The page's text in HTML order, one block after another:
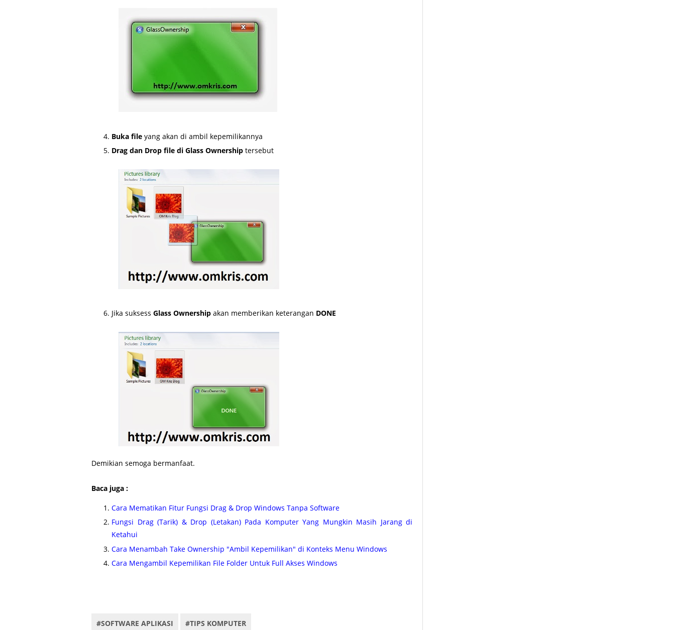
Buka file yang akan di ambil kepemilikannya
Drag dan Drop file di Glass Ownership tersebut
Jika suksess Glass Ownership akan memberikan keterangan DONE
Demikian semoga bermanfaat.
Baca juga :
Cara Mematikan Fitur Fungsi Drag & Drop Windows Tanpa Software
Fungsi Drag (Tarik) & Drop (Letakan) Pada Komputer Yang Mungkin Masih Jarang di
Ketahui
Cara Menambah Take Ownership "Ambil Kepemilikan" di Konteks Menu Windows
Cara Mengambil Kepemilikan File Folder Untuk Full Akses Windows
#SOFTWARE APLIKASI #TIPS KOMPUTER